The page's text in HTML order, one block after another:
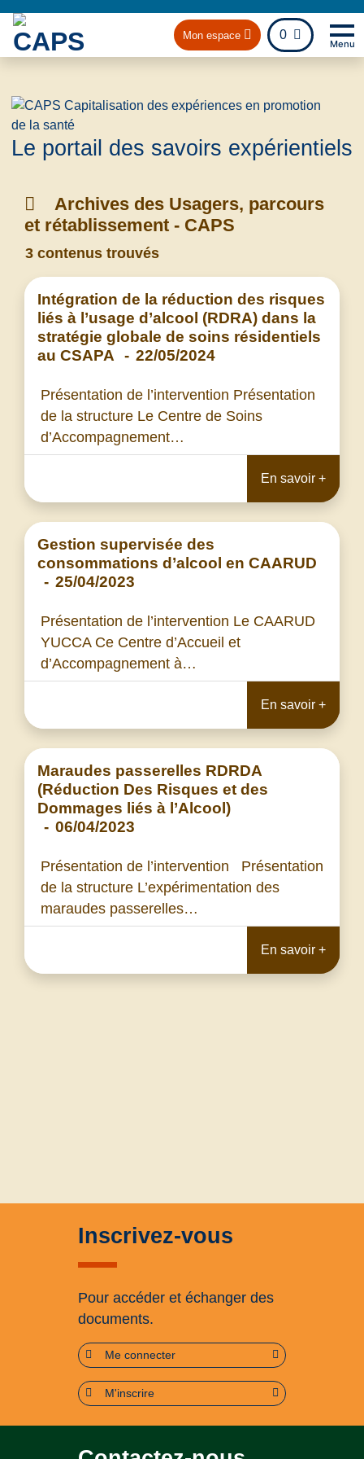
Mon espace 0
fichier
Menu
Le portail des savoirs expérientiels
Archives des Usagers, parcours
et rétablissement - CAPS
3 contenus trouvés
Intégration de la réduction des risques
liés à l’usage d’alcool (RDRA) dans la
stratégie globale de soins résidentiels
au CSAPA
- 22/05/2024
Présentation de l’intervention Présentation
de la structure Le Centre de Soins
d’Accompagnement…
En savoir +
Gestion supervisée des
consommations d’alcool en CAARUD
- 25/04/2023
Présentation de l’intervention Le CAARUD
YUCCA Ce Centre d’Accueil et
d’Accompagnement à…
En savoir +
Maraudes passerelles RDRDA
(Réduction Des Risques et des
Dommages liés à l’Alcool)
- 06/04/2023
Présentation de l’intervention Présentation
de la structure L’expérimentation des
maraudes passerelles…
En savoir +
Inscrivez-vous
Pour accéder et échanger des
documents.
Me connecter
M'inscrire